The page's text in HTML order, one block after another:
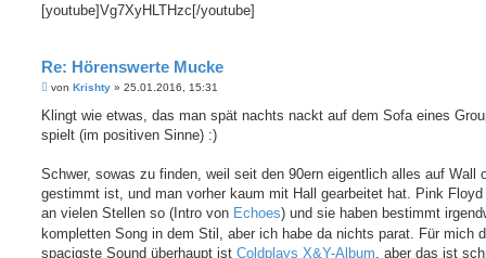
[youtube]Vg7XyHLTHzc[/youtube]
Re: Hörenswerte Mucke
B
i
r
von Krishty » 25.01.2016, 15:31
Klingt wie etwas, das man spät nachts nackt auf dem Sofa eines
spielt (im positiven Sinne) :)
Schwer, sowas zu finden, weil seit den 90ern eigentlich alles auf Wall
gestimmt ist, und man vorher kaum mit Hall gearbeitet hat. Pink Floyd
an vielen Stellen so (Intro von Echoes) und sie haben bestimmt
kompletten Song in dem Stil, aber ich habe da nichts parat. Für mich
spacigste Sound überhaupt ist Coldplays X&Y-Album, aber das ist